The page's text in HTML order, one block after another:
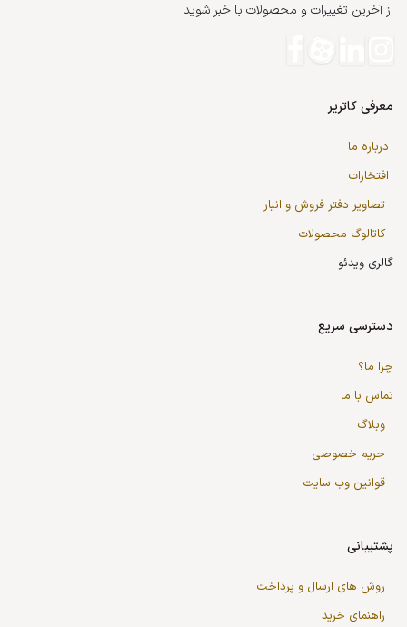
از آخرین تغییرات و محصولات با خبر شوید
معرفی کاتریر
درباره ما
افتخارات
تصاویر دفتر فروش و انبار
کاتالوگ محصولات
گالری ویدئو
دسترسی سریع
چرا ما؟
تماس با ما
وبلاگ
حریم خصوصی
قوانین وب سایت
پشتیبانی
روش های ارسال و پرداخت
راهنمای خرید